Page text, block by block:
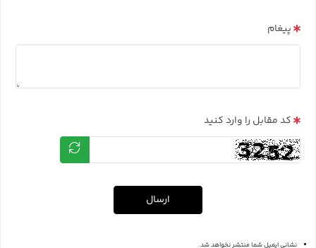
پیغام
کد مقابل را وارد کنید
ارسال
نشانی ایمیل شما منتشر نخواهد شد.